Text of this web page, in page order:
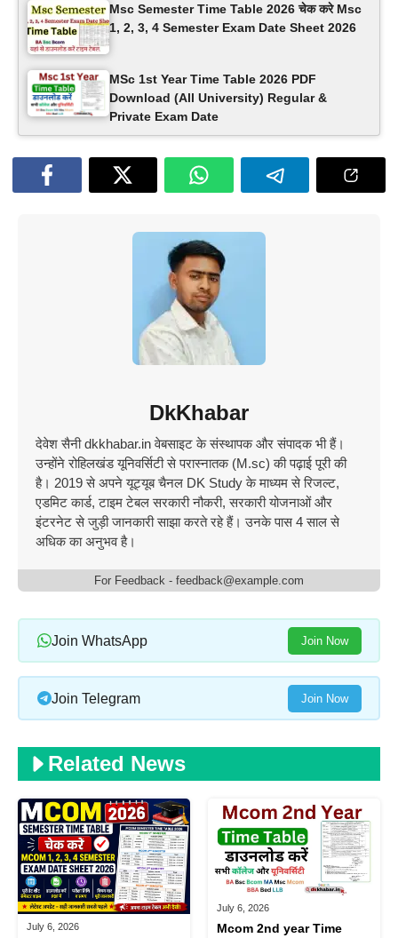
Msc Semester Time Table 2026 चेक करे Msc
1, 2, 3, 4 Semester Exam Date Sheet 2026
MSc 1st Year Time Table 2026 PDF
Download (All University) Regular &
Private Exam Date
DkKhabar
देवेश सैनी dkkhabar.in वेबसाइट के संस्थापक और संपादक भी हैं।
उन्होंने रोहिलखंड यूनिवर्सिटी से परास्नातक (M.sc) की पढ़ाई पूरी की
है। 2019 से अपने यूट्यूब चैनल DK Study के माध्यम से रिजल्ट,
एडमिट कार्ड, टाइम टेबल सरकारी नौकरी, सरकारी योजनाओं और
इंटरनेट से जुड़ी जानकारी साझा करते रहे हैं। उनके पास 4 साल से
अधिक का अनुभव है।
For Feedback - feedback@example.com
Join WhatsApp Join Now
Join Telegram Join Now
Related News
July 6, 2026
July 6, 2026
Mcom 2nd year Time